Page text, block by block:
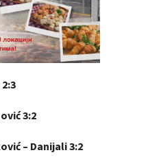
3:2
– Danijali 3:2